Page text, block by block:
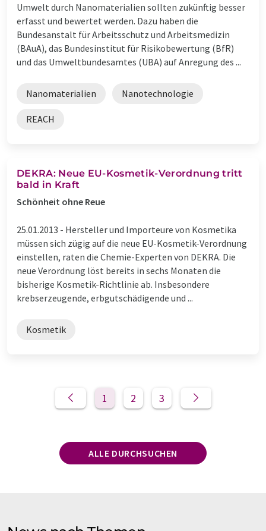
Umwelt durch Nanomaterialien sollten zukünftig besser
erfasst und bewertet werden. Dazu haben die
Bundesanstalt für Arbeitsschutz und Arbeitsmedizin
(BAuA), das Bundesinstitut für Risikobewertung (BfR)
und das Umweltbundesamtes (UBA) auf Anregung des ...
Nanomaterialien Nanotechnologie
REACH
DEKRA: Neue EU-Kosmetik-Verordnung tritt
bald in Kraft
Schönheit ohne Reue
25.01.2013 - Hersteller und Importeure von Kosmetika
müssen sich zügig auf die neue EU-Kosmetik-Verordnung
einstellen, raten die Chemie-Experten von DEKRA. Die
neue Verordnung löst bereits in sechs Monaten die
bisherige Kosmetik-Richtlinie ab. Insbesondere
krebserzeugende, erbgutschädigende und ...
Kosmetik
1 2 3
ALLE DURCHSUCHEN